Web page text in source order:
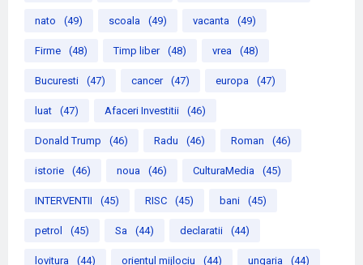
nato (49) scoala (49) vacanta (49)
Firme (48) Timp liber (48) vrea (48)
Bucuresti (47) cancer (47) europa (47)
luat (47) Afaceri Investitii (46)
Donald Trump (46) Radu (46) Roman (46)
istorie (46) noua (46) CulturaMedia (45)
INTERVENTII (45) RISC (45) bani (45)
petrol (45) Sa (44) declaratii (44)
lovitura (44) orientul mijlociu (44) ungaria (44)